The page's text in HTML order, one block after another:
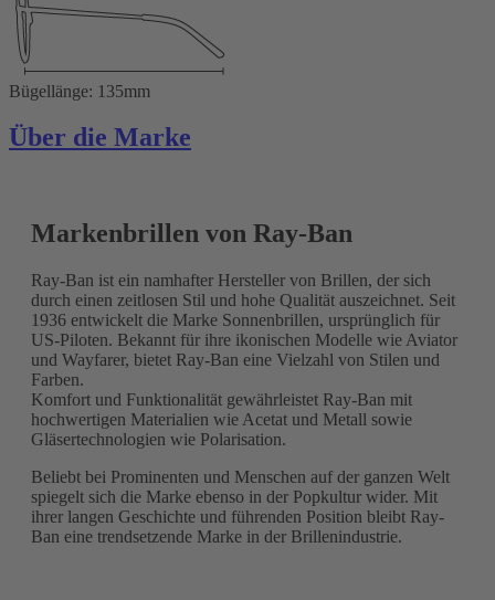
Bügellänge: 135mm
Über die Marke
Markenbrillen von Ray-Ban
Ray-Ban ist ein namhafter Hersteller von Brillen, der sich
durch einen zeitlosen Stil und hohe Qualität auszeichnet. Seit
1936 entwickelt die Marke Sonnenbrillen, ursprünglich für
US-Piloten. Bekannt für ihre ikonischen Modelle wie Aviator
und Wayfarer, bietet Ray-Ban eine Vielzahl von Stilen und
Farben.
Komfort und Funktionalität gewährleistet Ray-Ban mit
hochwertigen Materialien wie Acetat und Metall sowie
Gläsertechnologien wie Polarisation.
Beliebt bei Prominenten und Menschen auf der ganzen Welt
spiegelt sich die Marke ebenso in der Popkultur wider. Mit
ihrer langen Geschichte und führenden Position bleibt Ray-
Ban eine trendsetzende Marke in der Brillenindustrie.